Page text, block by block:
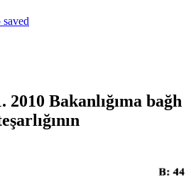
Bakanlığıma bağh